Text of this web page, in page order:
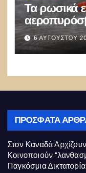
Τα ρωσικά
να ρίχνουν
μποφόρ
6 ΑΥΓΟΎΣΤΟΥ
ΠΡΌΣΦΑΤΑ
Στον Καναδά
Κοινοποιούν
Παγκόσμια Δικτατορία